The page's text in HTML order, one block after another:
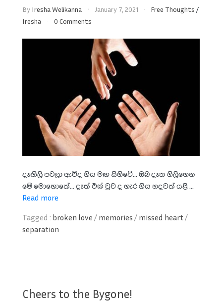
By Iresha Welikanna January 7, 2021 Free Thoughts /
Iresha
0 Comments
දෑඟිලි පටලා ඇවිද ගිය මඟ සිහිවේ... ඔබ දෑත ගිලිහෙන
මේ මොහොතේ... දෑත් එක් වුව ද හැර ගිය හදවත් යළි ...
Read more
Tagged : broken love / memories / missed heart /
separation
Cheers to the Bygone!